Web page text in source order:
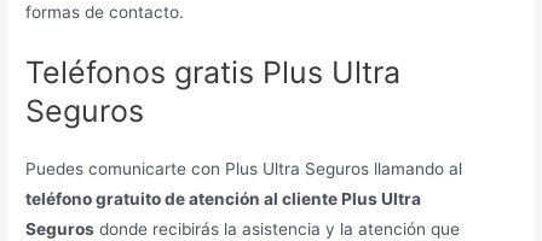
formas de contacto.
Teléfonos gratis Plus Ultra
Seguros
Puedes comunicarte con Plus Ultra Seguros llamando al
teléfono gratuito de atención al cliente Plus Ultra
Seguros donde recibirás la asistencia y la atención que